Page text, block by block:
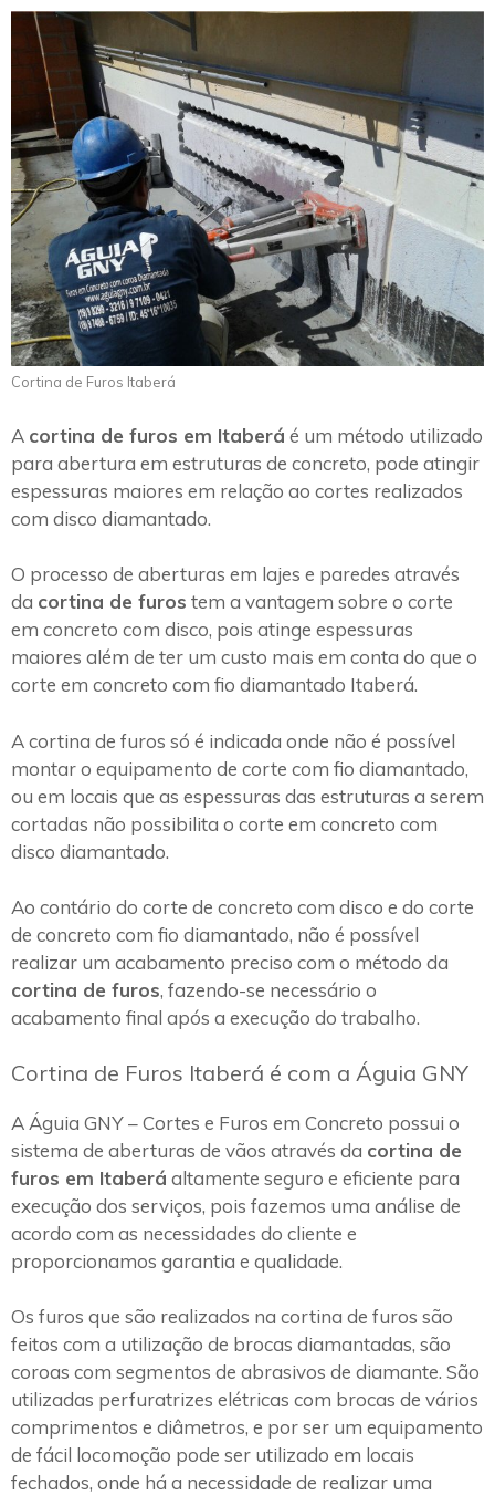
Cortina de Furos Itaberá
A cortina de furos em Itaberá é um método utilizado
para abertura em estruturas de concreto, pode atingir
espessuras maiores em relação ao cortes realizados
com disco diamantado.
O processo de aberturas em lajes e paredes através
da cortina de furos tem a vantagem sobre o corte
em concreto com disco, pois atinge espessuras
maiores além de ter um custo mais em conta do que o
corte em concreto com fio diamantado Itaberá.
A cortina de furos só é indicada onde não é possível
montar o equipamento de corte com fio diamantado,
ou em locais que as espessuras das estruturas a serem
cortadas não possibilita o corte em concreto com
disco diamantado.
Ao contário do corte de concreto com disco e do corte
de concreto com fio diamantado, não é possível
realizar um acabamento preciso com o método da
cortina de furos, fazendo-se necessário o
acabamento final após a execução do trabalho.
Cortina de Furos Itaberá é com a Águia GNY
A Águia GNY – Cortes e Furos em Concreto possui o
sistema de aberturas de vãos através da cortina de
furos em Itaberá altamente seguro e eficiente para
execução dos serviços, pois fazemos uma análise de
acordo com as necessidades do cliente e
proporcionamos garantia e qualidade.
Os furos que são realizados na cortina de furos são
feitos com a utilização de brocas diamantadas, são
coroas com segmentos de abrasivos de diamante. São
utilizadas perfuratrizes elétricas com brocas de vários
comprimentos e diâmetros, e por ser um equipamento
de fácil locomoção pode ser utilizado em locais
fechados, onde há a necessidade de realizar uma